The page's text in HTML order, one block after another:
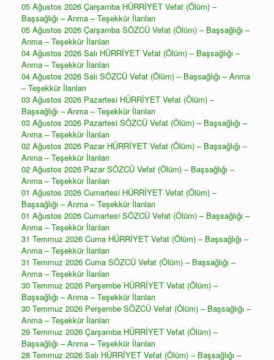
05 Ağustos 2026 Çarşamba HÜRRİYET Vefat (Ölüm) –
Başsağlığı – Anma – Teşekkür İlanları
05 Ağustos 2026 Çarşamba SÖZCÜ Vefat (Ölüm) – Başsağlığı –
Anma – Teşekkür İlanları
04 Ağustos 2026 Salı HÜRRİYET Vefat (Ölüm) – Başsağlığı –
Anma – Teşekkür İlanları
04 Ağustos 2026 Salı SÖZCÜ Vefat (Ölüm) – Başsağlığı – Anma
– Teşekkür İlanları
03 Ağustos 2026 Pazartesi HÜRRİYET Vefat (Ölüm) –
Başsağlığı – Anma – Teşekkür İlanları
03 Ağustos 2026 Pazartesi SÖZCÜ Vefat (Ölüm) – Başsağlığı –
Anma – Teşekkür İlanları
02 Ağustos 2026 Pazar HÜRRİYET Vefat (Ölüm) – Başsağlığı –
Anma – Teşekkür İlanları
02 Ağustos 2026 Pazar SÖZCÜ Vefat (Ölüm) – Başsağlığı –
Anma – Teşekkür İlanları
01 Ağustos 2026 Cumartesi HÜRRİYET Vefat (Ölüm) –
Başsağlığı – Anma – Teşekkür İlanları
01 Ağustos 2026 Cumartesi SÖZCÜ Vefat (Ölüm) – Başsağlığı –
Anma – Teşekkür İlanları
31 Temmuz 2026 Cuma HÜRRİYET Vefat (Ölüm) – Başsağlığı –
Anma – Teşekkür İlanları
31 Temmuz 2026 Cuma SÖZCÜ Vefat (Ölüm) – Başsağlığı –
Anma – Teşekkür İlanları
30 Temmuz 2026 Perşembe HÜRRİYET Vefat (Ölüm) –
Başsağlığı – Anma – Teşekkür İlanları
30 Temmuz 2026 Perşembe SÖZCÜ Vefat (Ölüm) – Başsağlığı –
Anma – Teşekkür İlanları
29 Temmuz 2026 Çarşamba HÜRRİYET Vefat (Ölüm) –
Başsağlığı – Anma – Teşekkür İlanları
28 Temmuz 2026 Salı HÜRRİYET Vefat (Ölüm) – Başsağlığı –